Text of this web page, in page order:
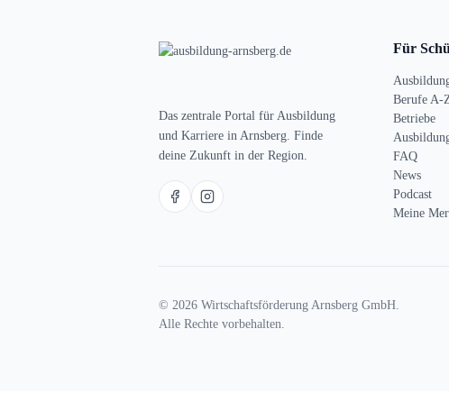
Das zentrale Portal für Ausbildung
und Karriere in Arnsberg. Finde
deine Zukunft in der Region.
Für
Berufe A-
Betriebe
FAQ
News
Podcast
Meine
© 2026 Wirtschaftsförderung Arnsberg GmbH.
Alle Rechte vorbehalten.